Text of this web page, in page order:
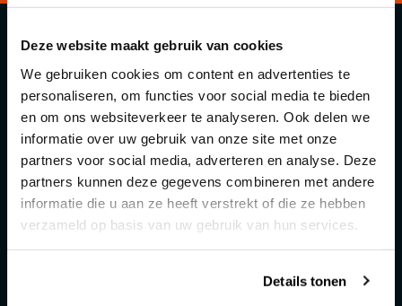
Deze website maakt gebruik van cookies
We gebruiken cookies om content en advertenties te
personaliseren, om functies voor social media te bieden
en om ons websiteverkeer te analyseren. Ook delen we
informatie over uw gebruik van onze site met onze
partners voor social media, adverteren en analyse. Deze
partners kunnen deze gegevens combineren met andere
informatie die u aan ze heeft verstrekt of die ze hebben
verzameld op basis van uw gebruik van hun services.
Details tonen
Snelle Levering
Binnen 1 tot 5 werkdagen bij je thuis
afgeleverd!
Kwaliteit boven alles
Wij kiezen altijd voor duurzaam en